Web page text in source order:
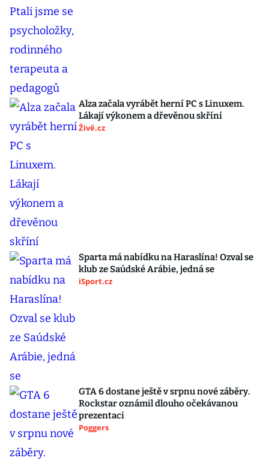
Alza začala vyrábět herní PC s Linuxem.
Lákají výkonem a dřevěnou skříní
Živě.cz
Sparta má nabídku na Haraslína! Ozval se
klub ze Saúdské Arábie, jedná se
iSport.cz
GTA 6 dostane ještě v srpnu nové záběry.
Rockstar oznámil dlouho očekávanou
prezentaci
Poggers